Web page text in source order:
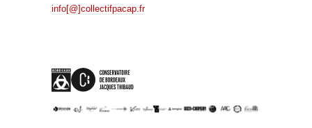
info[@]collectifpacap.fr